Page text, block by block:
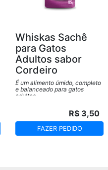
Whiskas Sachê
para Gatos
Adultos sabor
Cordeiro
É um alimento úmido, completo
e balanceado para gatos
adultos.
R$ 3,50
FAZER PEDIDO